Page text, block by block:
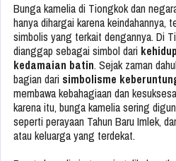
Bunga kamelia di Tiongkok dan
hanya dihargai karena keindahannya,
simbolis yang terkait dengannya. Di
dianggap sebagai simbol dari
kedamaian batin. Sejak zaman
bagian dari simbolisme
membawa kebahagiaan dan
karena itu, bunga kamelia sering
seperti perayaan Tahun Baru Imlek,
atau keluarga yang terdekat.